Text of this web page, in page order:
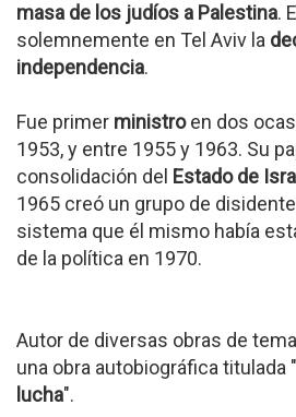
masa de los judíos a Palestina.
solemnemente en Tel Aviv la
independencia.
Fue primer ministroen dos
1953, y entre 1955 y 1963. Su
consolidación del Estado de
1965 creó un grupo de
sistema que él mismo había
de la política en 1970.
Autor de diversas obras de
una obra autobiográfica titulada "
lucha".